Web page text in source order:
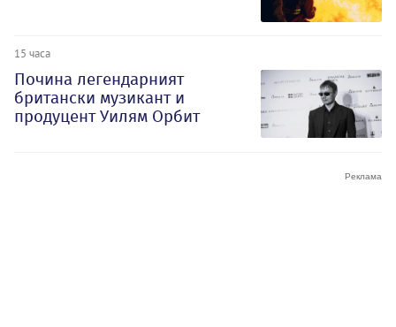
15 часа
Почина легендарният
британски музикант и
продуцент Уилям Орбит